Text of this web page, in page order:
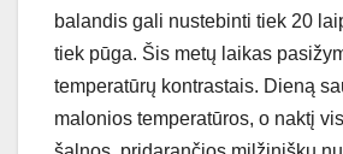
balandis gali nustebinti tiek 20
tiek pūga. Šis metų laikas
temperatūrų kontrastais. Dieną
malonios temperatūros, o naktį